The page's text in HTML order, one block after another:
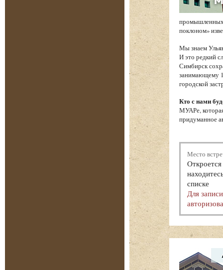
промышленных
поклоном»
Мы знаем
И это редкий
Симбирск
занимающему
городской
Кто с нами
МУАРе,
придуманное
Место
списке
Для